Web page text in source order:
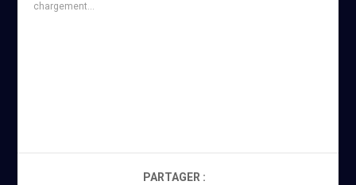
chargement…
PARTAGER :